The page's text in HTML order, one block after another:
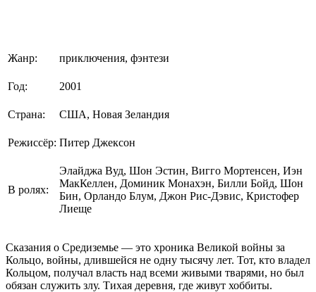
Жанр: приключения, фэнтези
Год: 2001
Страна: США, Новая Зеландия
Режиссёр: Питер Джексон
В ролях:
Элайджа Вуд, Шон Эстин, Вигго Мортенсен, Иэн
МакКеллен, Доминик Монахэн, Билли Бойд, Шон
Бин, Орландо Блум, Джон Рис-Дэвис, Кристофер
Лиеще
Сказания о Средиземье — это хроника Великой войны за
Кольцо, войны, длившейся не одну тысячу лет. Тот, кто владел
Кольцом, получал власть над всеми живыми тварями, но был
обязан служить злу. Тихая деревня, где живут хоббиты.